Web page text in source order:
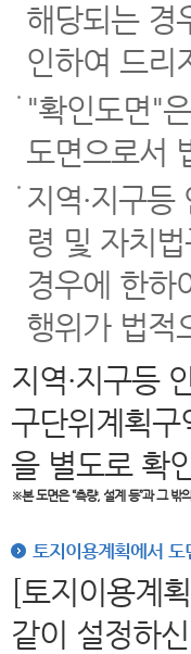
해당되는 경
인하여 드리
"확인도면"
도면으로서
지역·지구
령 및 자치
경우에 한하
행위가 법적
지역·지구등
구단위계획
을 별도로 확
※본 도면은“측량, 설계 등”과 그 밖
토지이용계획에서
[토지이용계
같이 설정하